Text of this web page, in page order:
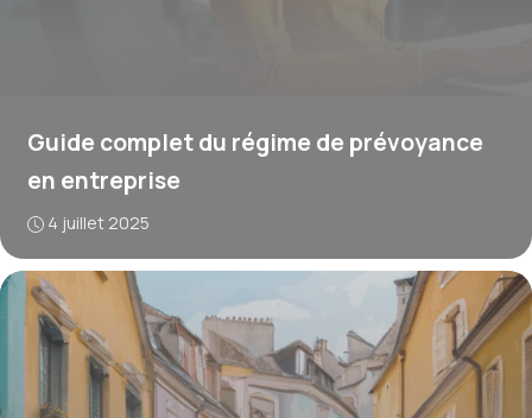
Guide complet du régime de prévoyance
en entreprise
4 juillet 2025